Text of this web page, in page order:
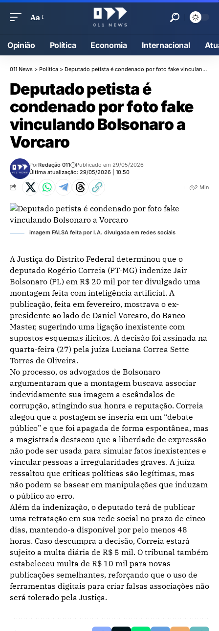
Aa
Opinião Política Economia Internacional
011 News > Política > Deputado petista é condenado por foto fake vinculando Bolsonaro a Vorcaro
Deputado petista é
condenado por foto fake
vinculando Bolsonaro a
Vorcaro
Última atualização: 29/05/2026 | 10:50
PorRedação 011 Publicado em 29/05/2026
2 Min
imagem FALSA feita por I.A. divulgada em redes sociais
A Justiça do Distrito Federal determinou que o
deputado Rogério Correia (PT-MG) indenize Jair
Bolsonaro (PL) em R$ 20 mil por ter divulgado uma
montagem feita com inteligência artificial. A
publicação, feita em fevereiro, mostrava o ex-
presidente ao lado de Daniel Vorcaro, do Banco
Master, sugerindo uma ligação inexistente com
supostos esquemas ilícitos. A decisão foi assinada na
quarta-feira (27) pela juíza Luciana Correa Sette
Torres de Oliveira.
No processo, os advogados de Bolsonaro
argumentaram que a montagem buscava associar
indevidamente sua imagem a escândalos de
corrupção, atingindo sua honra e reputação. Correia
alegou que a postagem se inseria em um “debate
público” e que foi apagada de forma espontânea, mas
a magistrada destacou que a liberdade de expressão
não pode ser usada para simular fatos inexistentes e
vincular pessoas a irregularidades graves. A juíza
ressaltou que críticas políticas são legítimas, mas
não podem se basear em manipulações que induzam
o público ao erro.
Além da indenização, o deputado terá de publicar
uma retratação em sua rede social no prazo de cinco
dias, mantendo-a disponível por pelo menos 48
horas. Caso descumpra a decisão, Correia estará
sujeito a multa diária de R$ 5 mil. O tribunal também
estabeleceu multa de R$ 10 mil para novas
publicações semelhantes, reforçando que o uso de
ferramentas digitais para criar falsas associações não
será tolerado pela Justiça.